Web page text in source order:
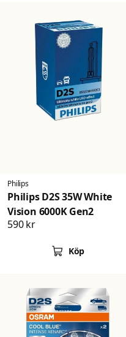
Philips
Philips D2S 35W White
Vision 6000K Gen2
590 kr
Köp